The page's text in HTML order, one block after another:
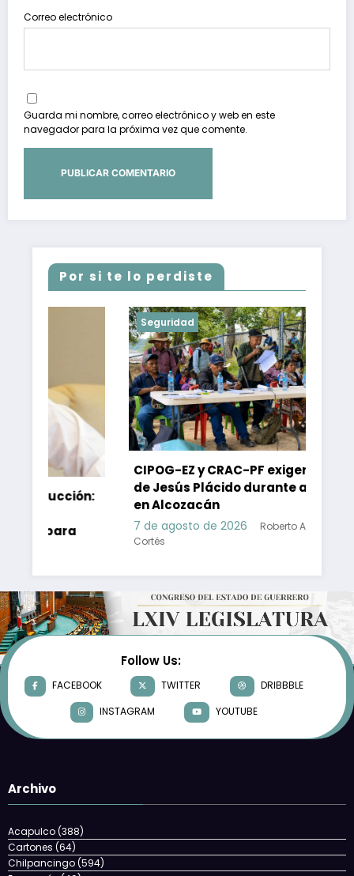
Correo electrónico
Guarda mi nombre, correo electrónico y web en este
navegador para la próxima vez que comente.
Por si te lo perdiste
Seguridad
CIPOG-EZ y CRAC-PF exigen la libertad
de Jesús Plácido durante asamblea
en Alcozacán
7 de agosto de 2026
Roberto Antonio Camps
Follow Us:
FACEBOOK TWITTER
DRIBBBLE
INSTAGRAM
YOUTUBE
Archivo
Acapulco(388)
Cartones (64)
Chilpancingo(594)